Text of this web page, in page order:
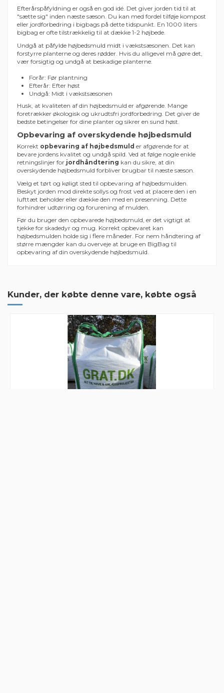
Efterårspåfyldning er også en god idé. Det giver jorden tid til at
"sætte sig" inden næste sæson. Du kan med fordel tilføje kompost
eller jordforbedring i bigbags på dette tidspunkt. En 1000 liters
bigbag er ofte tilstrækkelig til at dække 1-2 højbede.
Undgå at påfylde højbedsmuld midt i vækstsæsonen. Det kan
forstyrre planterne og deres rødder. Hvis du alligevel må gøre det,
vær forsigtig og undgå at beskadige planterne.
Forår: Før plantning
Efterår: Efter høst
Undgå: Midt i vækstsæsonen
Husk, at kvaliteten af din højbedsmuld er afgørende. Mange
foretrækker økologisk og ukrudtsfri jordforbedring. Det giver de
bedste betingelser for dine planter og sikrer en sund høst.
Opbevaring af overskydende højbedsmuld
Korrekt opbevaring af højbedsmuld er afgørende for at
bevare jordens kvalitet og undgå spild. Ved at følge nogle enkle
retningslinjer for jordhåndtering kan du sikre, at din
overskydende højbedsmuld forbliver brugbar til næste sæson.
Vælg et tørt og køligt sted til opbevaring af højbedsmulden.
Beskyt jorden mod direkte sollys og frost ved at placere den i en
lufttæt beholder eller dække den med en presenning. Dette
forhindrer udtørring og forurening af mulden.
Før du bruger den opbevarede højbedsmuld, er det vigtigt at
tjekke for skadedyr og mug. Korrekt opbevaret kan
højbedsmulden holde sig i flere måneder. For nem håndtering af
større mængder kan du overveje at bruge en BigBag til
opbevaring af din overskydende højbedsmuld.
Hurtig levering til ug.
2022-04-25
Hurtig præcis og produktet levede op
Hurtig præcis og produktet levede op til forventningerne
2021-05-11
Kunder, der købte denne vare, købte også